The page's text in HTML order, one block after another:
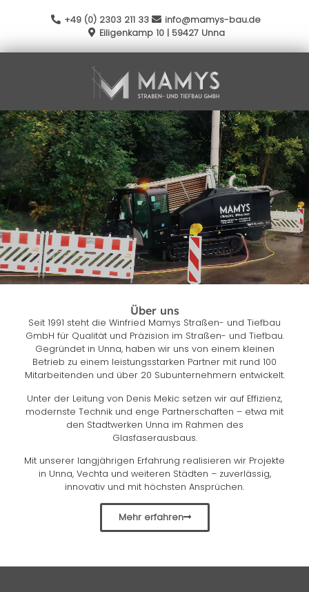
+49 (0) 2303 211 33
info@mamys-bau.de
Eiligenkamp 10 | 59427 Unna
Über uns
Seit 1991 steht die Winfried Mamys Straßen- und Tiefbau
GmbH für Qualität und Präzision im Straßen- und Tiefbau.
Gegründet in Unna, haben wir uns von einem kleinen
Betrieb zu einem leistungsstarken Partner mit rund 100
Mitarbeitenden und über 20 Subunternehmern entwickelt.
Unter der Leitung von Denis Mekic setzen wir auf Effizienz,
modernste Technik und enge Partnerschaften – etwa mit
den Stadtwerken Unna im Rahmen des
Glasfaserausbaus.
Mit unserer langjährigen Erfahrung realisieren wir Projekte
in Unna, Vechta und weiteren Städten – zuverlässig,
innovativ und mit höchsten Ansprüchen.
Mehr erfahren